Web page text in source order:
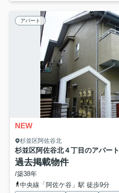
アパート
NEW
杉並区阿佐谷北
杉並区阿佐谷北４丁目のアパート
過去掲載物件
/築38年
中央線「阿佐ケ谷」駅 徒歩9分